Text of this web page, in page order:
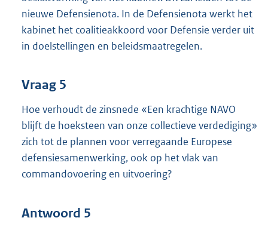
nieuwe Defensienota. In de Defensienota werkt het
kabinet het coalitieakkoord voor Defensie verder uit
in doelstellingen en beleidsmaatregelen.
Vraag 5
Hoe verhoudt de zinsnede «Een krachtige NAVO
blijft de hoeksteen van onze collectieve verdediging»
zich tot de plannen voor verregaande Europese
defensiesamenwerking, ook op het vlak van
commandovoering en uitvoering?
Antwoord 5